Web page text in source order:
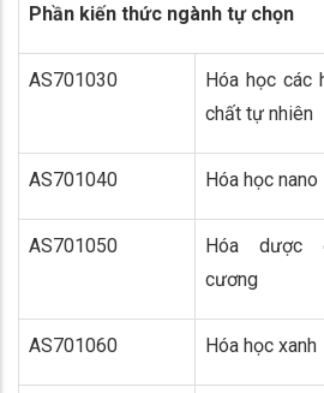
Phần kiến thức ngành tự chọn
AS701030
Hóa học các
chất tự nhiên
AS701040 Hóa học nano
AS701050
Hóa dược
cương
AS701060 Hóa học xanh